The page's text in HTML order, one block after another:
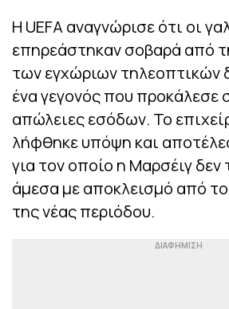
Η UEFA αναγνώρισε ότι οι
επηρεάστηκαν σοβαρά από
των εγχώριων τηλεοπτικών
ένα γεγονός που προκάλεσε
απώλειες εσόδων. Το
λήφθηκε υπόψη και
για τον οποίο η Μαρσέιγ
άμεσα με αποκλεισμό από
της νέας περιόδου.